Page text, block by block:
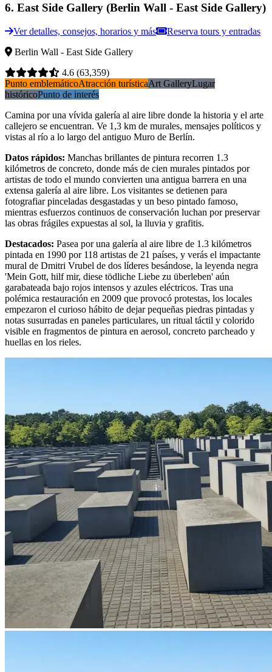
6. East Side Gallery (Berlin Wall - East Side Gallery)
Ver detalles, consejos, horarios y más
Reserva tours y entradas
Berlin Wall - East Side Gallery
4.6 (63,359)
Punto emblemáticoAtracción turísticaArt GalleryLugar
históricoPunto de interés
Camina por una vívida galería al aire libre donde la historia y el arte
callejero se encuentran. Ve 1,3 km de murales, mensajes políticos y
vistas al río a lo largo del antiguo Muro de Berlín.
Datos rápidos: Manchas brillantes de pintura recorren 1.3
kilómetros de concreto, donde más de cien murales pintados por
artistas de todo el mundo convierten una antigua barrera en una
extensa galería al aire libre. Los visitantes se detienen para
fotografiar pinceladas desgastadas y un beso pintado famoso,
mientras esfuerzos continuos de conservación luchan por preservar
las obras frágiles expuestas al sol, la lluvia y grafitis.
Destacados: Pasea por una galería al aire libre de 1.3 kilómetros
pintada en 1990 por 118 artistas de 21 países, y verás el impactante
mural de Dmitri Vrubel de dos líderes besándose, la leyenda negra
'Mein Gott, hilf mir, diese tödliche Liebe zu überleben' aún
garabateada bajo rojos intensos y azules eléctricos. Tras una
polémica restauración en 2009 que provocó protestas, los locales
empezaron el curioso hábito de dejar pequeñas piedras pintadas y
notas susurradas en paneles particulares, un ritual táctil y colorido
visible en fragmentos de pintura en aerosol, concreto parcheado y
huellas en los rieles.